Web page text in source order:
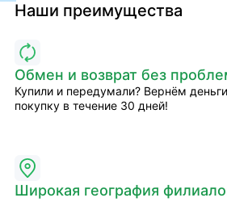
Наши преимущества
Обмен и возврат без
Купили и передумали? Вернём
покупку в течение 30 дней!
Широкая география